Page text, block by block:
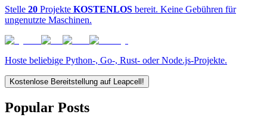
Stelle 20 Projekte KOSTENLOS bereit. Keine Gebühren für
ungenutzte Maschinen.
Hoste beliebige Python-, Go-, Rust- oder Node.js-Projekte.
Kostenlose Bereitstellung auf Leapcell!
Popular Posts